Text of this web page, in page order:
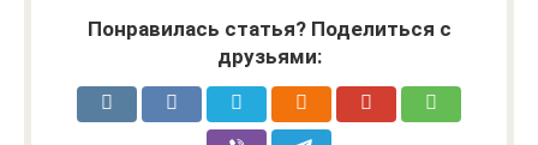
Понравилась статья? Поделиться с
друзьями: